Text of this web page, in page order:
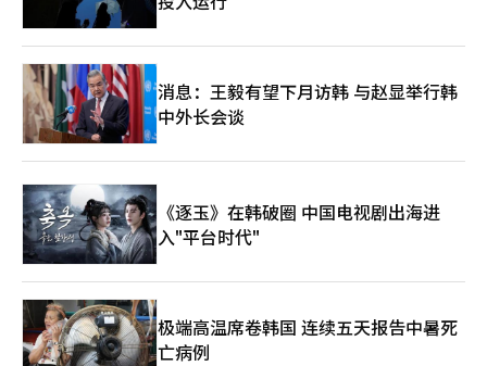
消息：王毅有望下月访韩 与赵显举行韩
中外长会谈
《逐玉》在韩破圈 中国电视剧出海进
入"平台时代"
极端高温席卷韩国 连续五天报告中暑死
亡病例